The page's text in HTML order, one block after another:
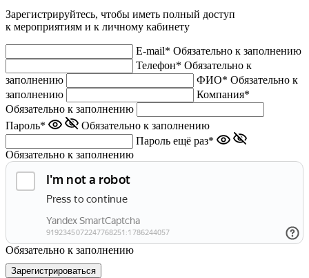
Зарегистрируйтесь, чтобы иметь полный доступ
к мероприятиям и к личному кабинету
E-mail* Обязательно к заполнению
Телефон* Обязательно к
заполнению
ФИО* Обязательно к
заполнению
Компания*
Обязательно к заполнению
Пароль*
Обязательно к заполнению
Пароль ещё раз*
Обязательно к заполнению
Обязательно к заполнению